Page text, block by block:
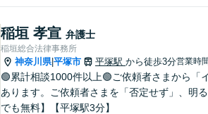
稲垣 孝宣 弁護士
稲垣総合法律事務所
神奈川県|平塚市 平塚駅 から徒歩3分営業時
🟢累計相談1000件以上🟢ご依頼者さまから「
あります。ご依頼者さまを「否定せず」、明
でも無料】【平塚駅3分】